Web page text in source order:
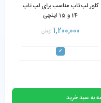
کاور لپ تاپ مناسب برای لپ تاپ
14 و 15 اینچی
1,200,000 تومان
به سبد خرید